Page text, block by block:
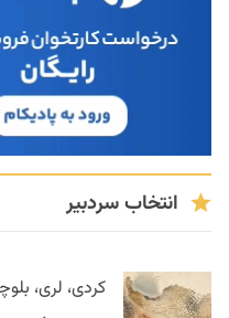
انتخاب سردبیر
کردی، لری،